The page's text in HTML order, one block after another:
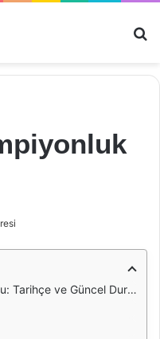
ve Güncel Durum